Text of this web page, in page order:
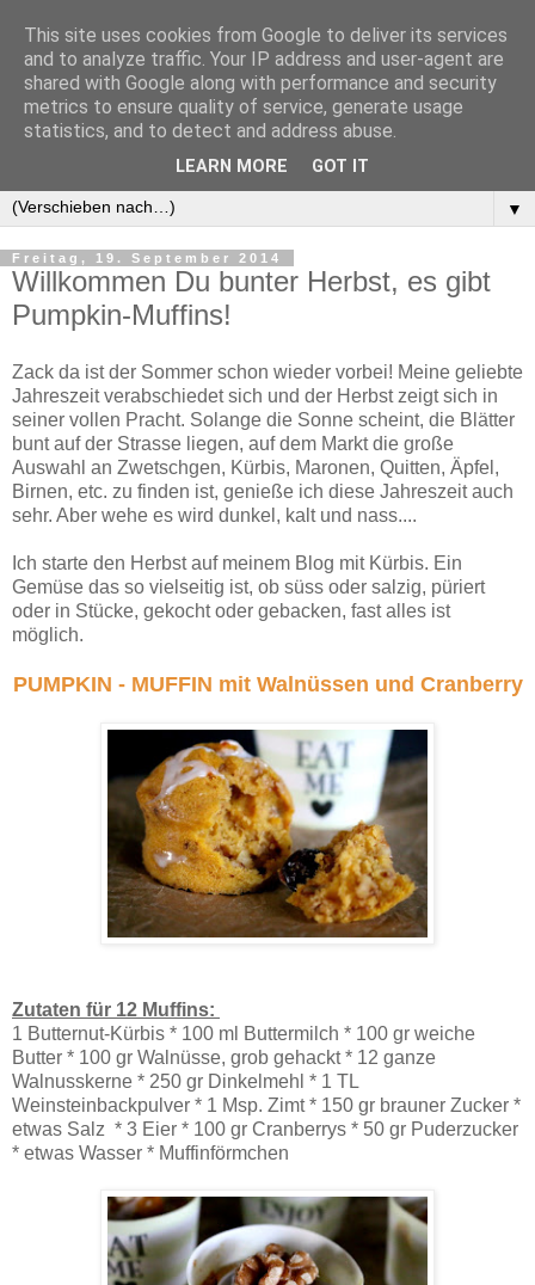
▼
Freitag, 19. September 2014
Willkommen Du bunter Herbst, es gibt
Pumpkin-Muffins!
Zack da ist der Sommer schon wieder vorbei! Meine geliebte
Jahreszeit verabschiedet sich und der Herbst zeigt sich in
seiner vollen Pracht. Solange die Sonne scheint, die Blätter
bunt auf der Strasse liegen, auf dem Markt die große
Auswahl an Zwetschgen, Kürbis, Maronen, Quitten, Äpfel,
Birnen, etc. zu finden ist, genieße ich diese Jahreszeit auch
sehr. Aber wehe es wird dunkel, kalt und nass....
Ich starte den Herbst auf meinem Blog mit Kürbis. Ein
Gemüse das so vielseitig ist, ob süss oder salzig, püriert
oder in Stücke, gekocht oder gebacken, fast alles ist
möglich.
PUMPKIN - MUFFIN mit Walnüssen und Cranberry
Zutaten für 12 Muffins:
1 Butternut-Kürbis * 100 ml Buttermilch * 100 gr weiche
Butter * 100 gr Walnüsse, grob gehackt * 12 ganze
Walnusskerne * 250 gr Dinkelmehl * 1 TL
Weinsteinbackpulver * 1 Msp. Zimt * 150 gr brauner Zucker *
etwas Salz * 3 Eier * 100 gr Cranberrys * 50 gr Puderzucker
* etwas Wasser * Muffinförmchen
This site uses cookies from Google to deliver its services
and to analyze traffic. Your IP address and user-agent are
shared with Google along with performance and security
metrics to ensure quality of service, generate usage
statistics, and to detect and address abuse.
LEARN MORE GOT IT